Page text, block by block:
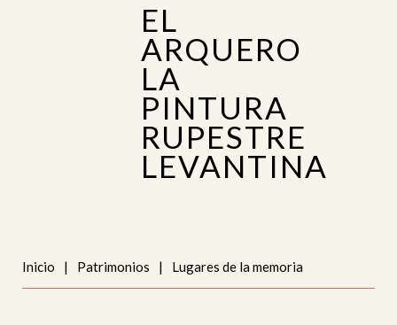
EL
ARQUERO
LA
PINTURA
RUPESTRE
LEVANTINA
Inicio | Patrimonios | Lugares de la memoria